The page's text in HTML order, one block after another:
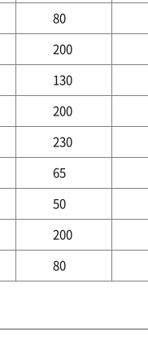
80
200
130
200
230
65
50
200
80